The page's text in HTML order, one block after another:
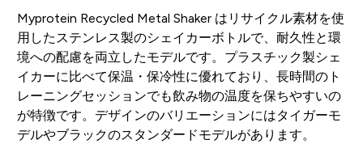
Myprotein Recycled Metal Shaker はリサイクル素材を使
用したステンレス製のシェイカーボトルで、耐久性と環
境への配慮を両立したモデルです。プラスチック製シェ
イカーに比べて保温・保冷性に優れており、長時間のト
レーニングセッションでも飲み物の温度を保ちやすいの
が特徴です。デザインのバリエーションにはタイガーモ
デルやブラックのスタンダードモデルがあります。